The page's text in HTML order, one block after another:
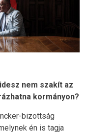
nem szakít az
kormányon?
bizottság
én is tagja